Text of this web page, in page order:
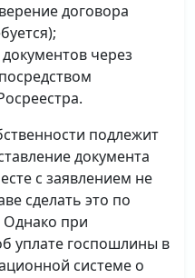
договора
через
подлежит
документа
с заявлением не
сделать это по
Однако при
уплате госпошлины в
системе о